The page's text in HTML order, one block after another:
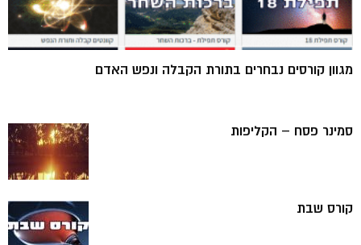
מגוון קורסים נבחרים בתורת הקבלה ונפש האדם
סמינר פסח – הקליפות
קורס שבת